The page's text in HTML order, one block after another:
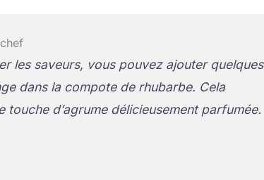
les saveurs, vous pouvez ajouter quelques
dans la compote de rhubarbe. Cela
touche d’agrume délicieusement parfumée.